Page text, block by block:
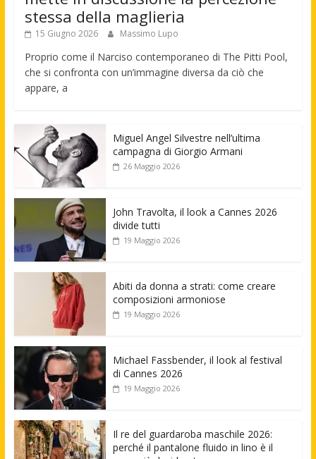
stessa della maglieria
15 Giugno 2026 Massimo Lupo
Proprio come il Narciso contemporaneo di The Pitti Pool,
che si confronta con un’immagine diversa da ciò che
appare, a
Miguel Angel Silvestre nell’ultima
campagna di Giorgio Armani
26 Maggio 2026
John Travolta, il look a Cannes 2026
divide tutti
19 Maggio 2026
Abiti da donna a strati: come creare
composizioni armoniose
19 Maggio 2026
Michael Fassbender, il look al festival
di Cannes 2026
19 Maggio 2026
Il re del guardaroba maschile 2026:
perché il pantalone fluido in lino è il